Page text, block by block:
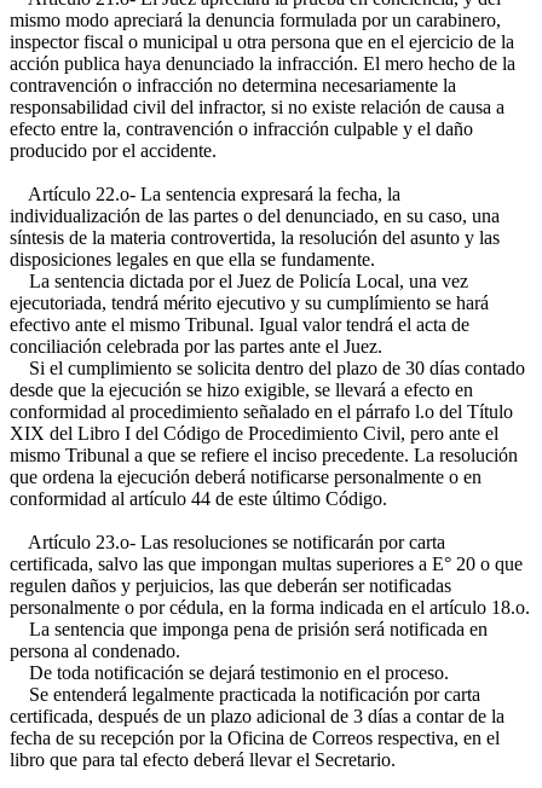
mismo modo apreciará la denuncia formulada por un carabinero,
inspector fiscal o municipal u otra persona que en el ejercicio de la
acción publica haya denunciado la infracción. El mero hecho de la
contravención o infracción no determina necesariamente la
responsabilidad civil del infractor, si no existe relación de causa a
efecto entre la, contravención o infracción culpable y el daño
producido por el accidente.
Artículo 22.o- La sentencia expresará la fecha, la
individualización de las partes o del denunciado, en su caso, una
síntesis de la materia controvertida, la resolución del asunto y las
disposiciones legales en que ella se fundamente.
La sentencia dictada por el Juez de Policía Local, una vez
ejecutoriada, tendrá mérito ejecutivo y su cumplímiento se hará
efectivo ante el mismo Tribunal. Igual valor tendrá el acta de
conciliación celebrada por las partes ante el Juez.
Si el cumplimiento se solicita dentro del plazo de 30 días contado
desde que la ejecución se hizo exigible, se llevará a efecto en
conformidad al procedimiento señalado en el párrafo l.o del Título
XIX del Libro I del Código de Procedimiento Civil, pero ante el
mismo Tribunal a que se refiere el inciso precedente. La resolución
que ordena la ejecución deberá notificarse personalmente o en
conformidad al artículo 44 de este último Código.
Artículo 23.o- Las resoluciones se notificarán por carta
certificada, salvo las que impongan multas superiores a E° 20 o que
regulen daños y perjuicios, las que deberán ser notificadas
personalmente o por cédula, en la forma indicada en el artículo 18.o.
La sentencia que imponga pena de prisión será notificada en
persona al condenado.
De toda notificación se dejará testimonio en el proceso.
Se entenderá legalmente practicada la notificación por carta
certificada, después de un plazo adicional de 3 días a contar de la
fecha de su recepción por la Oficina de Correos respectiva, en el
libro que para tal efecto deberá llevar el Secretario.